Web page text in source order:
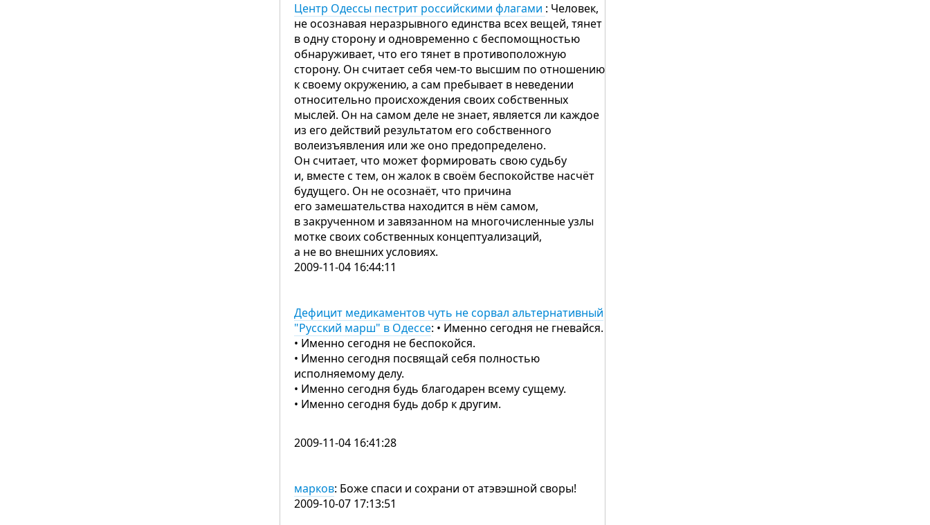
Центр Одессы пестрит российскими флагами : Человек,
не осознавая неразрывного единства всех вещей, тянет
в одну сторону и одновременно с беспомощностью
обнаруживает, что его тянет в противоположную
сторону. Он считает себя чем-то высшим по отношению
к своему окружению, а сам пребывает в неведении
относительно происхождения своих собственных
мыслей. Он на самом деле не знает, является ли каждое
из его действий результатом его собственного
волеизъявления или же оно предопределено.
Он считает, что может формировать свою судьбу
и, вместе с тем, он жалок в своём беспокойстве насчёт
будущего. Он не осознаёт, что причина
его замешательства находится в нём самом,
в закрученном и завязанном на многочисленные узлы
мотке своих собственных концептуализаций,
а не во внешних условиях.
2009-11-04 16:44:11
Дефицит медикаментов чуть не сорвал альтернативный
"Русский марш" в Одессе: • Именно сегодня не гневайся.
• Именно сегодня не беспокойся.
• Именно сегодня посвящай себя полностью
исполняемому делу.
• Именно сегодня будь благодарен всему сущему.
• Именно сегодня будь добр к другим.
2009-11-04 16:41:28
марков: Боже спаси и сохрани от атэвэшной своры!
2009-10-07 17:13:51